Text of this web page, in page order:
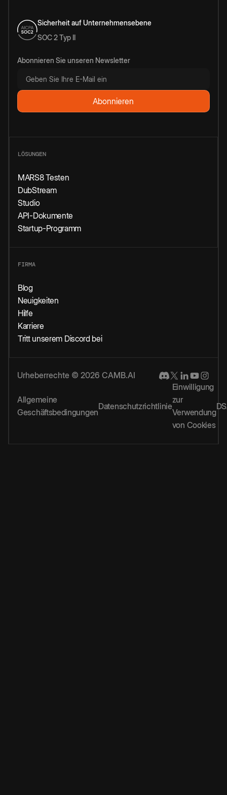
Sicherheit auf Unternehmensebene
SOC 2 Typ II
Abonnieren Sie unseren Newsletter
LÖSUNGEN
MARS8 Testen
DubStream
Studio
API-Dokumente
Startup-Programm
FIRMA
Blog
Neuigkeiten
Hilfe
Karriere
Tritt unserem Discord bei
Urheberrechte © 2026 CAMB.AI
Allgemeine
Geschäftsbedingungen
Datenschutzrichtlinie
Einwilligung
zur
Verwendung
von Cookies